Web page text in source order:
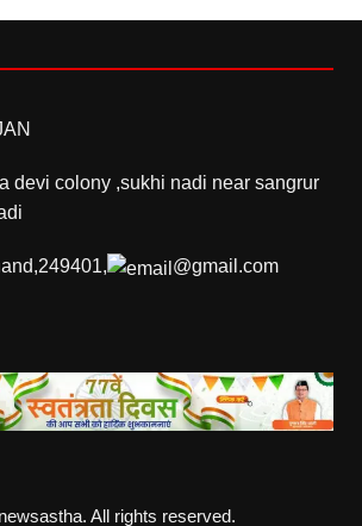
devi colony ,sukhi nadi near sangrur
@gmail.com
All rights reserved.